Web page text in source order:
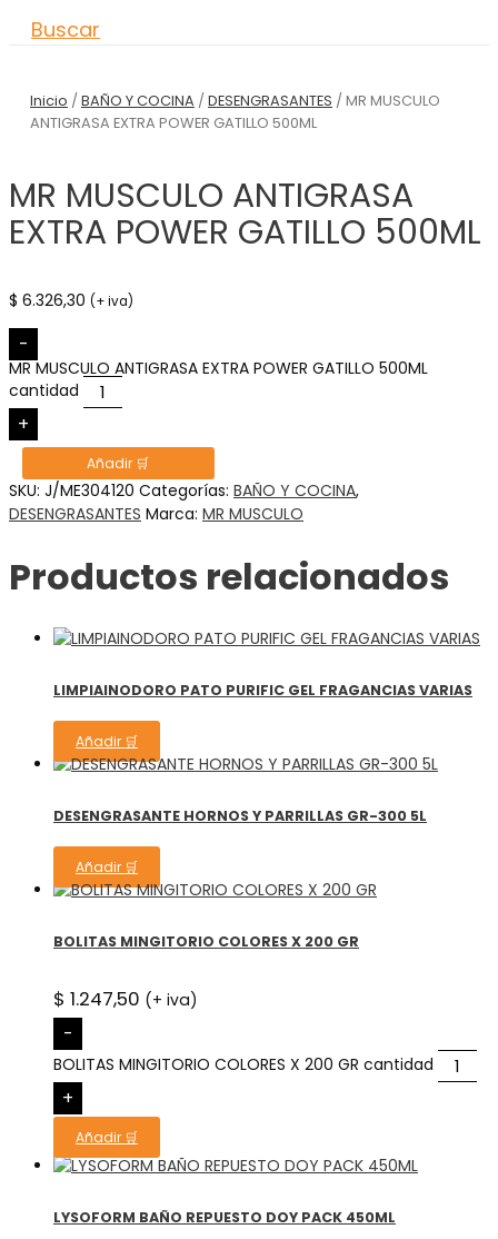
Buscar
Inicio / BAÑO Y COCINA / DESENGRASANTES / MR MUSCULO
ANTIGRASA EXTRA POWER GATILLO 500ML
MR MUSCULO ANTIGRASA
EXTRA POWER GATILLO 500ML
$ 6.326,30 (+ iva)
-
MR MUSCULO ANTIGRASA EXTRA POWER GATILLO 500ML
cantidad
+
Añadir 🛒
SKU: J/ME304120 Categorías: BAÑO Y COCINA,
DESENGRASANTES Marca: MR MUSCULO
Productos relacionados
LIMPIAINODORO PATO PURIFIC GEL FRAGANCIAS VARIAS
Añadir 🛒
DESENGRASANTE HORNOS Y PARRILLAS GR-300 5L
Añadir 🛒
BOLITAS MINGITORIO COLORES X 200 GR
$ 1.247,50 (+ iva)
-
BOLITAS MINGITORIO COLORES X 200 GR cantidad
+
Añadir 🛒
LYSOFORM BAÑO REPUESTO DOY PACK 450ML